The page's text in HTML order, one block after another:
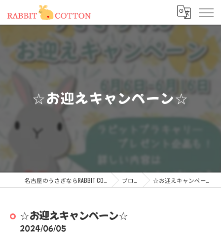
☆お迎えキャンペーン☆
ブログ ☆お迎えキャンペーン☆
☆お迎えキャンペーン☆
2024/06/05